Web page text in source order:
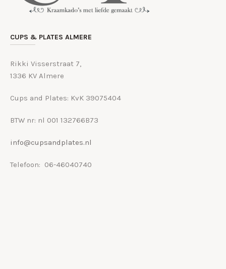
CUPS & PLATES ALMERE
Rikki Visserstraat 7,
1336 KV Almere
Cups and Plates: KvK 39075404
BTW nr: nl 001 132766B73
info@cupsandplates.nl
Telefoon: 06-46040740